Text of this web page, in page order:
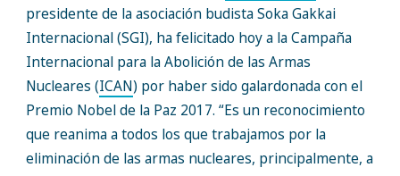
presidente de la asociación budista Soka Gakkai
Internacional (SGI), ha felicitado hoy a la Campaña
Internacional para la Abolición de las Armas
Nucleares (ICAN) por haber sido galardonada con el
Premio Nobel de la Paz 2017. “Es un reconocimiento
que reanima a todos los que trabajamos por la
eliminación de las armas nucleares, principalmente, a